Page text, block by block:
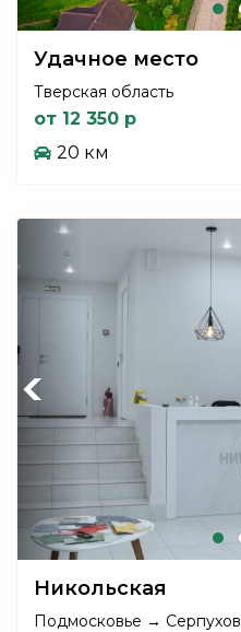
Удачное место
Тверская область
от 12 350 р
20 км
Previous
Никольская
Подмосковье → Серпухов